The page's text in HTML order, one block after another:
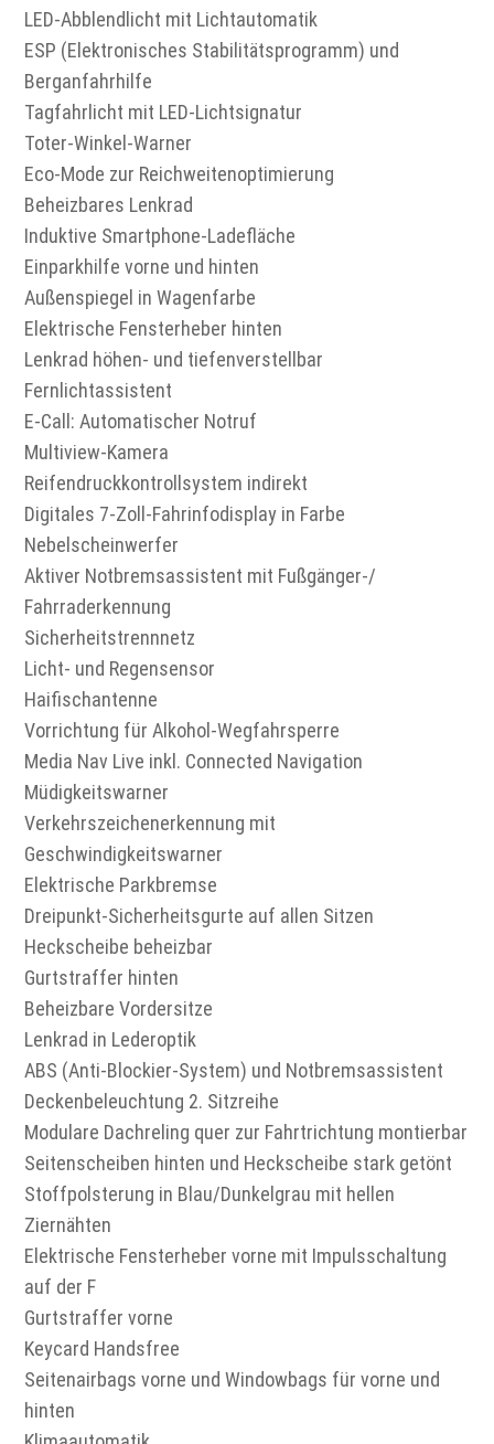
LED-Abblendlicht mit Lichtautomatik
ESP (Elektronisches Stabilitätsprogramm) und
Berganfahrhilfe
Tagfahrlicht mit LED-Lichtsignatur
Toter-Winkel-Warner
Eco-Mode zur Reichweitenoptimierung
Beheizbares Lenkrad
Induktive Smartphone-Ladefläche
Einparkhilfe vorne und hinten
Außenspiegel in Wagenfarbe
Elektrische Fensterheber hinten
Lenkrad höhen- und tiefenverstellbar
Fernlichtassistent
E-Call: Automatischer Notruf
Multiview-Kamera
Reifendruckkontrollsystem indirekt
Digitales 7-Zoll-Fahrinfodisplay in Farbe
Nebelscheinwerfer
Aktiver Notbremsassistent mit Fußgänger-/
Fahrraderkennung
Sicherheitstrennnetz
Licht- und Regensensor
Haifischantenne
Vorrichtung für Alkohol-Wegfahrsperre
Media Nav Live inkl. Connected Navigation
Müdigkeitswarner
Verkehrszeichenerkennung mit
Geschwindigkeitswarner
Elektrische Parkbremse
Dreipunkt-Sicherheitsgurte auf allen Sitzen
Heckscheibe beheizbar
Gurtstraffer hinten
Beheizbare Vordersitze
Lenkrad in Lederoptik
ABS (Anti-Blockier-System) und Notbremsassistent
Deckenbeleuchtung 2. Sitzreihe
Modulare Dachreling quer zur Fahrtrichtung montierbar
Seitenscheiben hinten und Heckscheibe stark getönt
Stoffpolsterung in Blau/Dunkelgrau mit hellen
Ziernähten
Elektrische Fensterheber vorne mit Impulsschaltung
auf der F
Gurtstraffer vorne
Keycard Handsfree
Seitenairbags vorne und Windowbags für vorne und
hinten